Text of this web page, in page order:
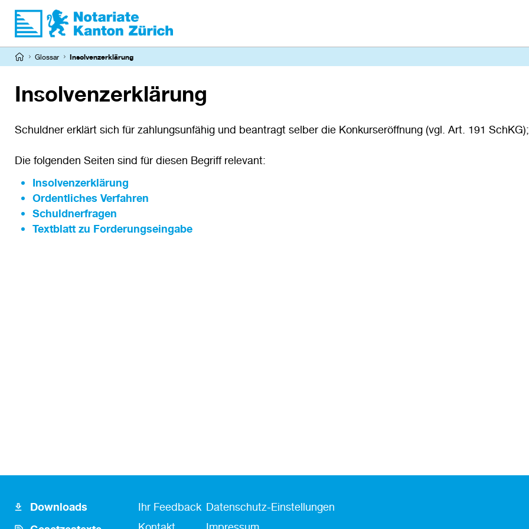
Direkt
zum
Inhalt
Pfadnavigation
Glossar Insolvenzerklärung
Insolvenzerklärung
Schuldner erklärt sich für zahlungsunfähig und beantragt selber die Konkurseröffnung (vgl. Art. 191 SchKG);
Die folgenden Seiten sind für diesen Begriff relevant:
Insolvenzerklärung
Ordentliches Verfahren
Schuldnerfragen
Textblatt zu Forderungseingabe
Footer
Icon
Downloads
Fusszeile
Kontakt
Ihr Feedback Fußzeile
Datenschutz-Einstellungen